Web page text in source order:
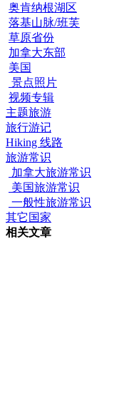
奥肯纳根湖区
落基山脉/班芙
草原省份
加拿大东部
美国
景点照片
视频专辑
主题旅游
旅行游记
Hiking 线路
旅游常识
加拿大旅游常识
美国旅游常识
一般性旅游常识
其它国家
相关文章